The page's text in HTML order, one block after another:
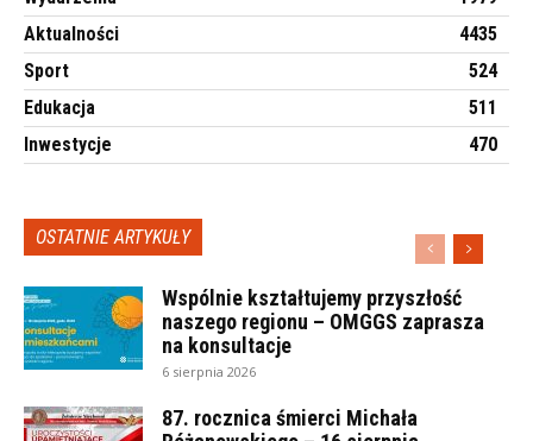
Aktualności
4435
Sport
524
Edukacja
511
Inwestycje
470
OSTATNIE ARTYKUŁY
Wspólnie kształtujemy przyszłość
naszego regionu – OMGGS zaprasza
na konsultacje
6 sierpnia 2026
87. rocznica śmierci Michała